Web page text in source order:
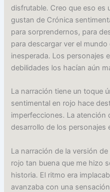
disfrutable. Creo que eso es
gustan de Crónica
para sorprendernos, para
para descargar ver el
inesperada. Los personajes
debilidades los hacían aún
La narración tiene un toque
sentimental en rojo hace
imperfecciones. La atención
desarrollo de los personajes
La narración de la versión
rojo tan buena que me hizo
historia. El ritmo era
avanzaba con una